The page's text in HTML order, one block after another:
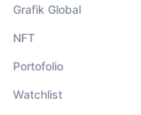
Grafik Global
NFT
Portofolio
Watchlist